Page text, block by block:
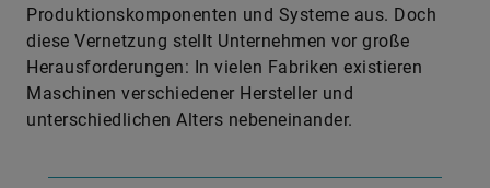
Produktionskomponenten und Systeme aus. Doch
diese Vernetzung stellt Unternehmen vor große
Herausforderungen: In vielen Fabriken existieren
Maschinen verschiedener Hersteller und
unterschiedlichen Alters nebeneinander.